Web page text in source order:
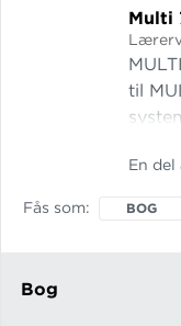
Multi
til
En del
Fås som BOG
Bog